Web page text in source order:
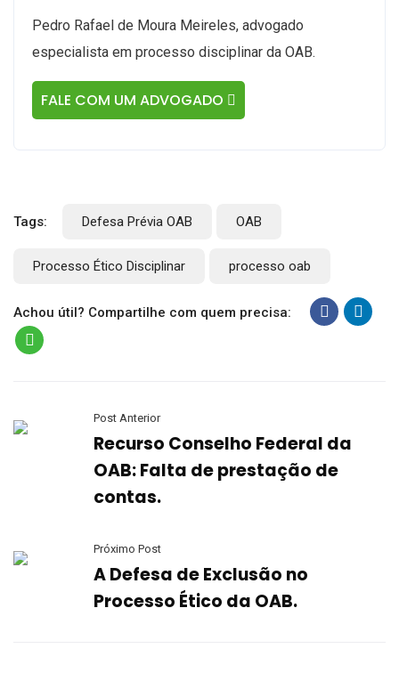
Pedro Rafael de Moura Meireles, advogado
especialista em processo disciplinar da OAB.
FALE COM UM ADVOGADO
Tags: Defesa Prévia OAB OAB
Processo Ético Disciplinar processo oab
Achou útil? Compartilhe com quem precisa:
Post Anterior
Recurso Conselho Federal da
OAB: Falta de prestação de
contas.
Próximo Post
A Defesa de Exclusão no
Processo Ético da OAB.